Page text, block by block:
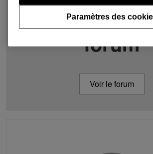
Demander
forum
Voir le forum
Paramètres des